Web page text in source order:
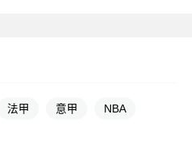
法甲 意甲 NBA